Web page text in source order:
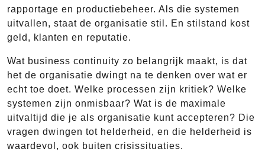
rapportage en productiebeheer. Als die systemen
uitvallen, staat de organisatie stil. En stilstand kost
geld, klanten en reputatie.
Wat business continuity zo belangrijk maakt, is dat
het de organisatie dwingt na te denken over wat er
echt toe doet. Welke processen zijn kritiek? Welke
systemen zijn onmisbaar? Wat is de maximale
uitvaltijd die je als organisatie kunt accepteren? Die
vragen dwingen tot helderheid, en die helderheid is
waardevol, ook buiten crisissituaties.